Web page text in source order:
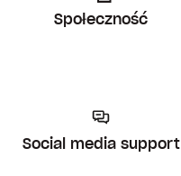
Społeczność
Social media support